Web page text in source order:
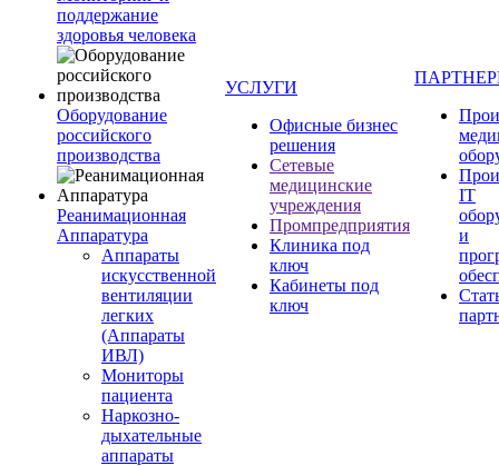
поддержание
здоровья человека
Оборудование
российского
производства
Реанимационная
Аппаратура
Аппараты
искусственной
вентиляции
легких
(Аппараты
ИВЛ)
Мониторы
пациента
Наркозно-
дыхательные
аппараты
УСЛУГИ
Офисные бизнес
решения
Сетевые
медицинские
учреждения
Промпредприятия
Клиника под
ключ
Кабинеты под
ключ
IT
и